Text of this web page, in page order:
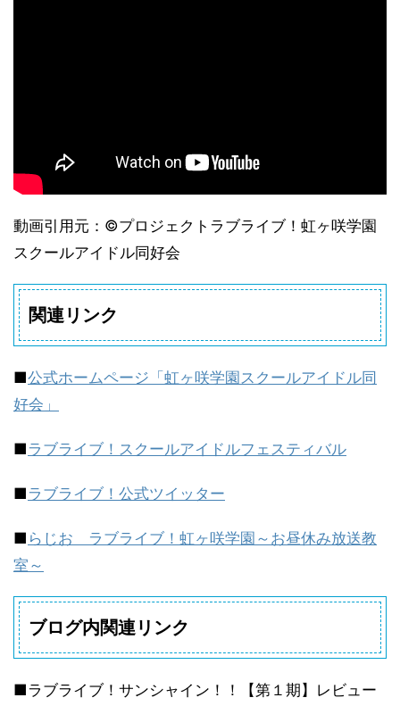
動画引用元：©プロジェクトラブライブ！虹ヶ咲学園
スクールアイドル同好会
関連リンク
■公式ホームページ「虹ヶ咲学園スクールアイドル同
好会」
■ ラブライブ！スクールアイドルフェスティバル
■ ラブライブ！公式ツイッター
■ らじお ラブライブ！虹ヶ咲学園～お昼休み放送教
室～
ブログ内関連リンク
■ラブライブ！サンシャイン！！【第１期】レビュー